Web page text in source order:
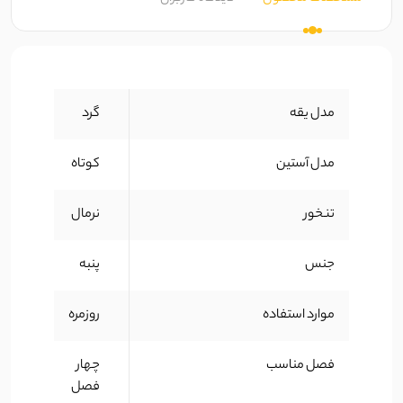
مدل یقه گرد
مدل آستین کوتاه
تنخور نرمال
جنس پنبه
موارد استفاده روزمره
فصل مناسب
چهار
فصل